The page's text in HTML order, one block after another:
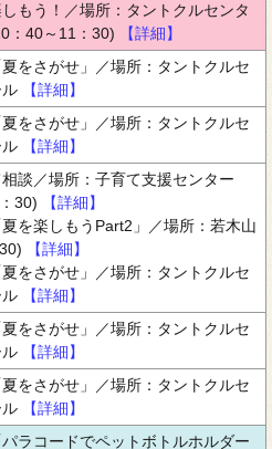
もう！／場所：タントクルセンタ
：40～11：30)
【詳細】
夏をさがせ」／場所：タントクルセ
【詳細】
夏をさがせ」／場所：タントクルセ
【詳細】
相談／場所：子育て支援センター
30)
【詳細】
夏を楽しもうPart2」／場所：若木山
【詳細】
夏をさがせ」／場所：タントクルセ
【詳細】
夏をさがせ」／場所：タントクルセ
【詳細】
夏をさがせ」／場所：タントクルセ
【詳細】
パラコードでペットボトルホルダー